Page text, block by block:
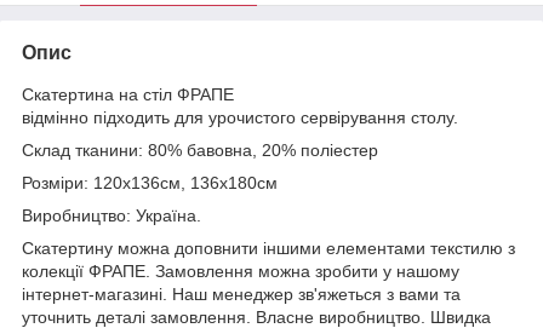
Опис
Скатертина на стіл ФРАПЕ
відмінно підходить для урочистого сервірування столу.
Склад тканини: 80% бавовна, 20% поліестер
Розміри: 120х136см, 136х180см
Виробництво: Україна.
Скатертину можна доповнити іншими елементами текстилю з
колекції ФРАПЕ. Замовлення можна зробити у нашому
інтернет-магазині. Наш менеджер зв'яжеться з вами та
уточнить деталі замовлення. Власне виробництво. Швидка